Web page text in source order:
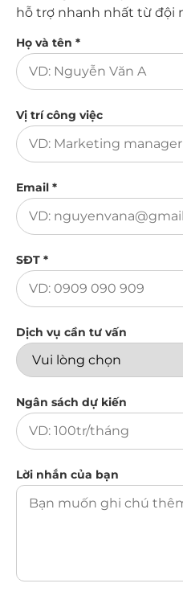
hỗ trợ nhanh nhất từ đội
Họ và tên *
Vị trí công việc
Email *
SĐT *
Dịch vụ cần tư vấn
Ngân sách dự kiến
Lời nhắn của bạn